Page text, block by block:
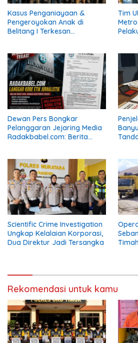
Kasus Penganiayaan &
Pengeroyokan Anak di
Belitang I Terkesan
Tetap Dijalankan!
Tim
Dewan Pers Bongkar
Pelanggaran Jejaring Media
Radakbabel.com: Berita
Berimbang
Scientific Crime Investigation
Ungkap Kelalaian Korporasi,
Dua Direktur Jadi Tersangka
Rekomendasi untuk kamu